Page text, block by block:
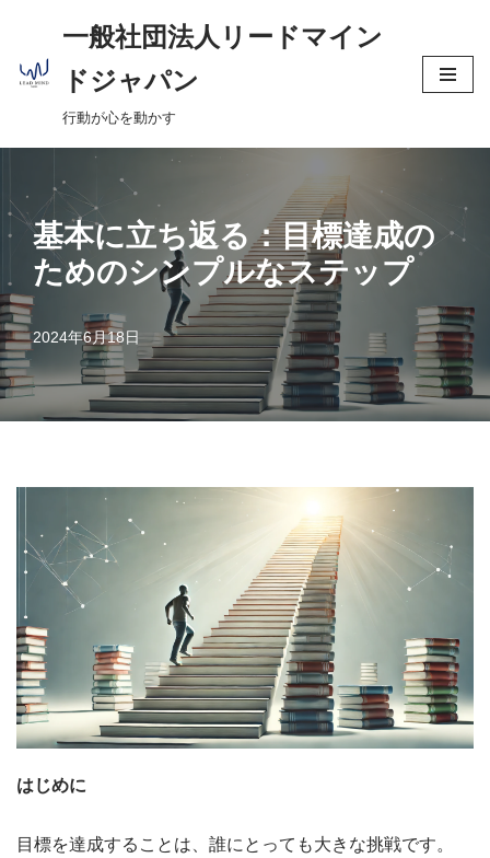
コ
ン
ン
へ
ス
ッ
プ
一般社団法人リードマイン
ドジャパン
行動が心を動かす
基本に立ち返る：目標達成の
ためのシンプルなステップ
2024年6月18日
はじめに
目標を達成することは、誰にとっても大きな挑戦です。